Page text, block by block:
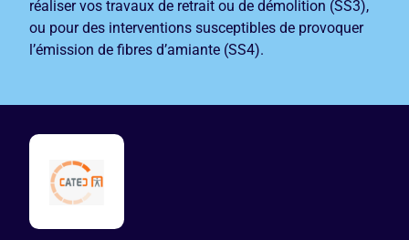
réaliser vos travaux de retrait ou de démolition (SS3),
ou pour des interventions susceptibles de provoquer
l’émission de fibres d’amiante (SS4).